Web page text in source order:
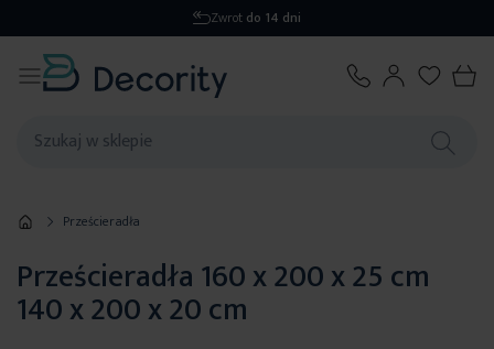
Wysyłka 1-2 dni
Prześcieradła
Prześcieradła 160 x 200 x 25 cm
140 x 200 x 20 cm